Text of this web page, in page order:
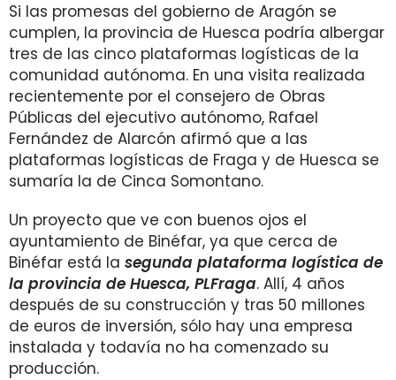
Si las promesas del gobierno de Aragón se
cumplen, la provincia de Huesca podría albergar
tres de las cinco plataformas logísticas de la
comunidad autónoma. En una visita realizada
recientemente por el consejero de Obras
Públicas del ejecutivo autónomo, Rafael
Fernández de Alarcón afirmó que a las
plataformas logísticas de Fraga y de Huesca se
sumaría la de Cinca Somontano.
Un proyecto que ve con buenos ojos el
ayuntamiento de Binéfar, ya que cerca de
Binéfar está la segunda plataforma logística de
la provincia de Huesca, PLFraga. Allí, 4 años
después de su construcción y tras 50 millones
de euros de inversión, sólo hay una empresa
instalada y todavía no ha comenzado su
producción.